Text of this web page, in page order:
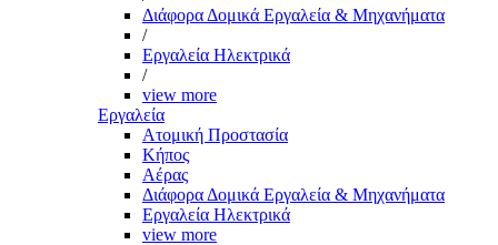
Διάφορα Δομικά Εργαλεία & Μηχανήματα
/
Εργαλεία Ηλεκτρικά
/
view more
Εργαλεία
Aτομική Προστασία
Kήπος
Αέρας
Διάφορα Δομικά Εργαλεία & Μηχανήματα
Εργαλεία Ηλεκτρικά
view more